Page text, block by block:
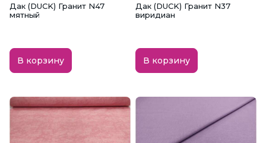
Дак (DUCK) Гранит N47
мятный
В корзину
Дак (DUCK) Гранит N37
виридиан
В корзину